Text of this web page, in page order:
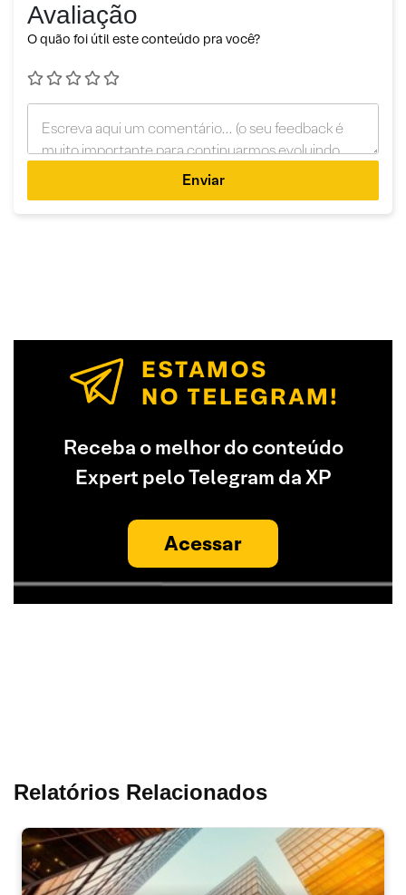
Avaliação
O quão foi útil este conteúdo pra você?
Enviar
Receba o melhor do conteúdo
Expert pelo Telegram da XP
Acessar
Relatórios Relacionados